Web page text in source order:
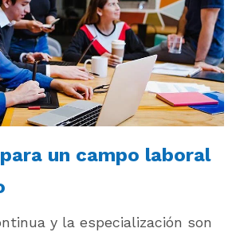
un campo laboral
y la especialización son